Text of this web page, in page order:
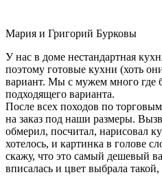
Мария и Григорий Бурковы
У нас в доме нестандартная
поэтому готовые кухни (хоть
вариант. Мы с мужем много где
подходящего варианта.
После всех походов по
на заказ под наши размеры.
обмерил, посчитал, нарисовал
хотелось, и картинка в голове
скажу, что это самый дешевый
вписалась и цвет выбрала